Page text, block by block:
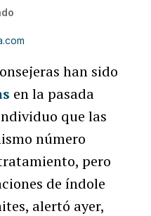
han sido
en la pasada
que las
número
pero
de índole
alertó ayer,